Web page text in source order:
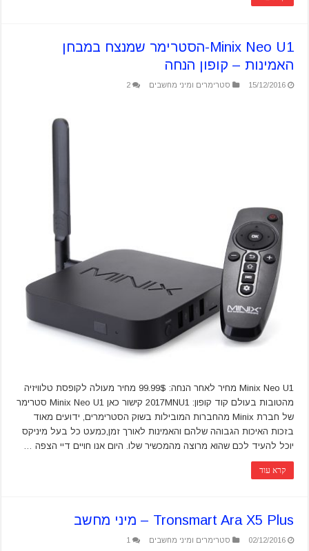
Minix Neo U1-הסטרימר שמנצח במבחן
האמינות – קופון הנחה
15/12/2016 סטרימרים ומיני מחשבים 2
Minix Neo U1 מחיר לאחר הנחה: 99.99$ מחיר מעולה לקופסת טלוויזיה
מהטובות בעולם קוד קופון: 2017MNU1 קישור כאן Minix Neo U1 סטרימר
של חברת Minix מהחברות המובילות בשוק הסטרימרים, ידועים מאוד
בזכות האיכות הגבוהה שלהם והאמינות לאורך זמן,כמעט כל בעל מיניקס
יוכל להעיד לכם שהוא מרוצה מהמכשיר שלו. היום אנו חויים דיי הצפה …
קרא עוד
Tronsmart Ara X5 Plus – מיני מחשב
02/12/2016 סטרימרים ומיני מחשבים 1